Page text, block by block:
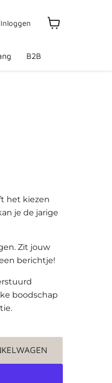
Inloggen
B2B
het kiezen
je de jarige
Zit jouw
berichtje!
boodschap